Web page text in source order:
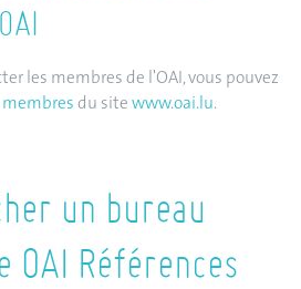
les membres de l'OAI, vous pouvez
membres du site www.oai.lu.
un bureau
OAI Références